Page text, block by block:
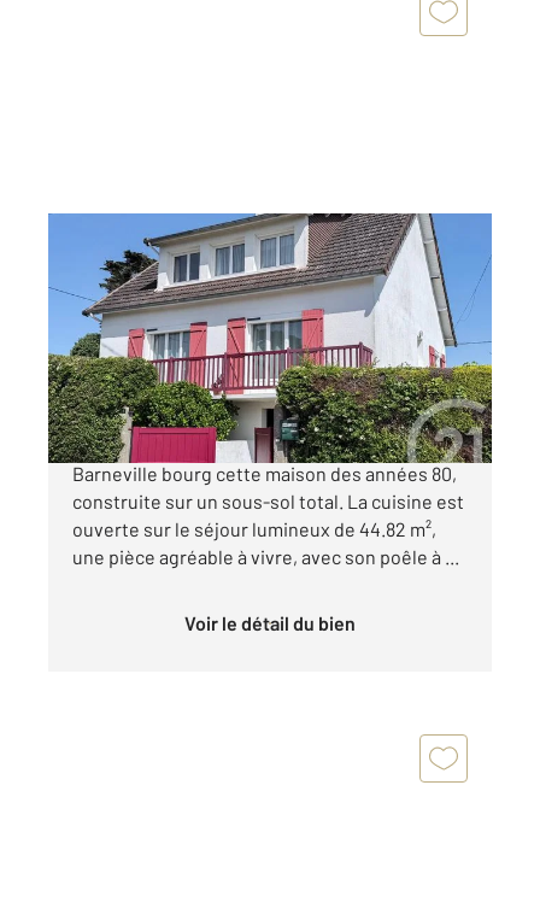
BARNEVILLE CARTERET 50
144,49 m2, 4 pièces
Ref : 1270
Maison à vendre
324 000 €
Century 21 Chevet Immobilier vous présente à
Barneville bourg cette maison des années 80,
construite sur un sous-sol total. La cuisine est
ouverte sur le séjour lumineux de 44.82 m²,
une pièce agréable à vivre, avec son poêle à ...
Voir le détail du bien